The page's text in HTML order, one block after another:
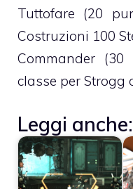
Tuttofare (20
Costruzioni 100
Commander
classe per Strogg
Leggi anche: